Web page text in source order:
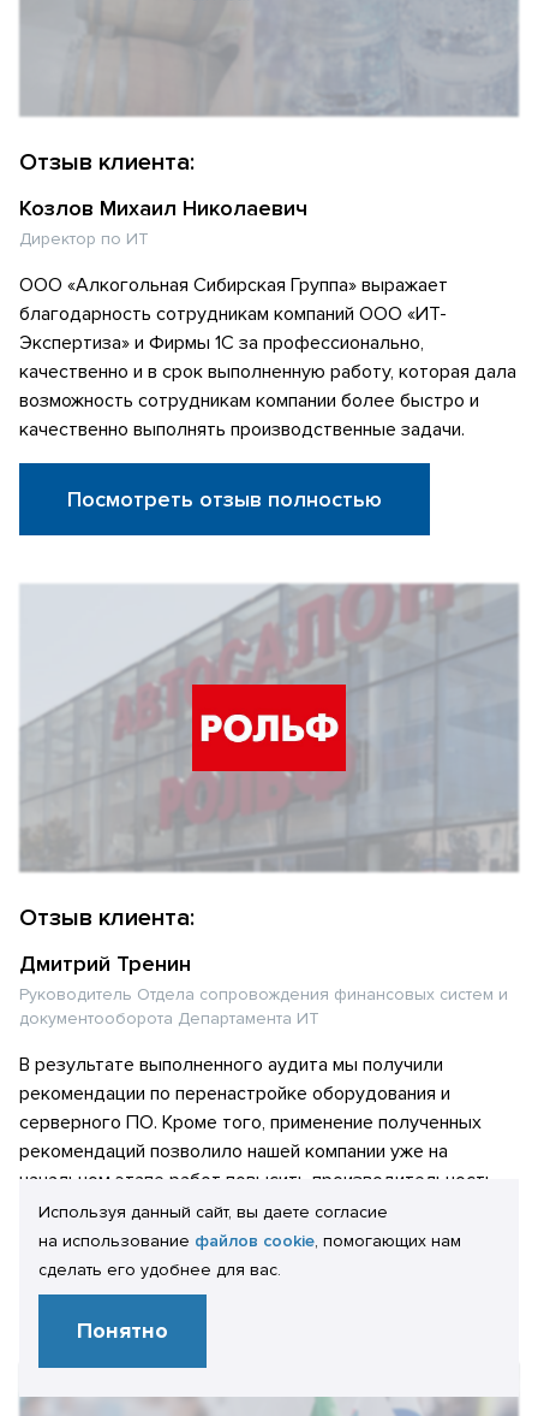
Отзыв клиента:
Козлов Михаил Николаевич
Директор по ИТ
ООО «Алкогольная Сибирская Группа» выражает
благодарность сотрудникам компаний ООО «ИТ-
Экспертиза» и Фирмы 1С за профессионально,
качественно и в срок выполненную работу, которая дала
возможность сотрудникам компании более быстро и
качественно выполнять производственные задачи.
Посмотреть отзыв полностью
Отзыв клиента:
Дмитрий Тренин
Руководитель Отдела сопровождения финансовых систем и
документооборота Департамента ИТ
В результате выполненного аудита мы получили
рекомендации по перенастройке оборудования и
серверного ПО. Кроме того, применение полученных
рекомендаций позволило нашей компании уже на
начальном этапе работ повысить производительность
используемых решений.
Посмотреть отзыв полностью
Используя данный сайт, вы даете согласие
на использование файлов cookie, помогающих нам
сделать его удобнее для вас.
Понятно